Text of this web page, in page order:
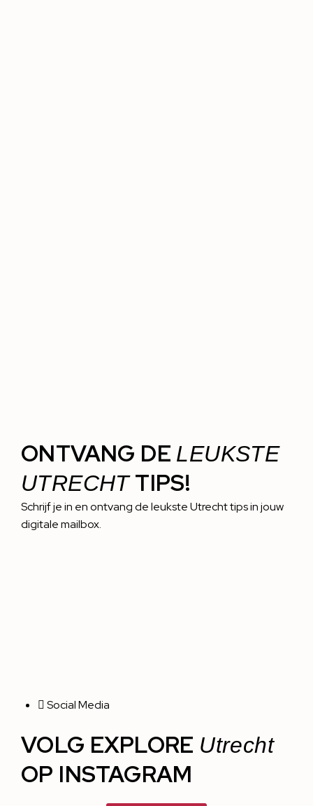
ONTVANG DE LEUKSTE
UTRECHTTIPS!
Schrijf je in en ontvang de leukste Utrecht tips in jouw
digitale mailbox.
Social Media
VOLG EXPLORE Utrecht
OP INSTAGRAM